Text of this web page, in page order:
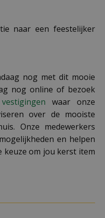
naar een feestelijker
nog met dit mooie
nog online of bezoek
waar onze
over de mooiste
Onze medewerkers
en helpen
keuze om jou kerst item